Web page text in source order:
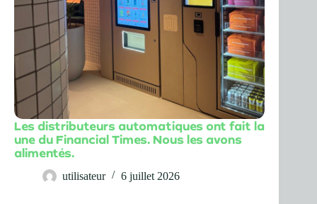
Les distributeurs automatiques ont fait la
une du Financial Times. Nous les avons
alimentés.
utilisateur 6 juillet 2026